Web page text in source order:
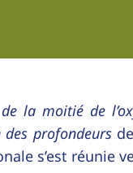
la moitié de
profondeursde
s’est réunie